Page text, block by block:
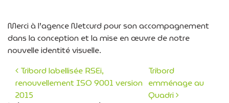
Merci à l’agence Netcurd pour son accompagnement
dans la conception et la mise en œuvre de notre
nouvelle identité visuelle.
Navigation des articles
Tribord labellisée RSEi,
renouvellement ISO 9001 version
2015
Tribord
emménage au
Quadri